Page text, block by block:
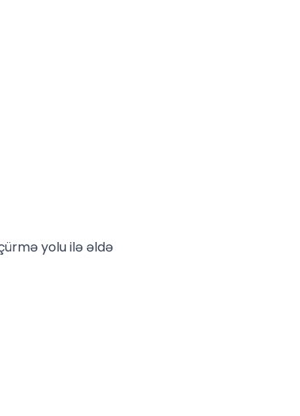
yolu ilə əldə